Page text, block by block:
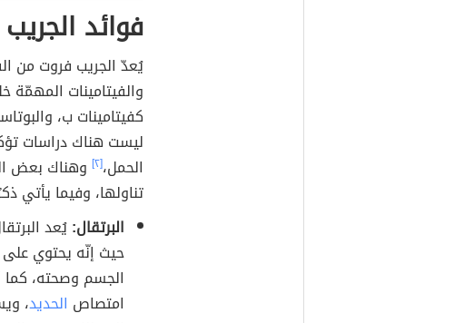
فوائد
يُعدّ الجريب فروت من
والفيتامينات المهمّة
كفيتامينات ب،
ليست هناك دراسات
الحمل،[٢]
وهناك بعض
تناولها، وفيما يأتي
البرتقال:يُعد
حيث إنّه يحتوي
الجسم وصحته،
امتصاص الحديد،